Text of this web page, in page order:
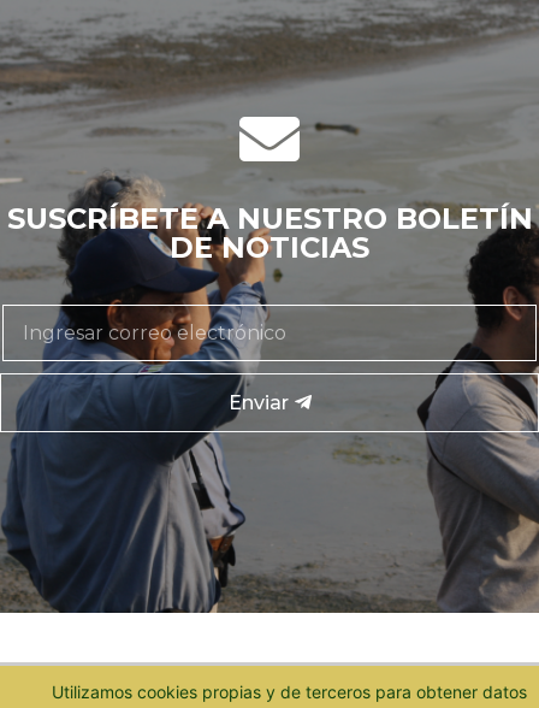
SUSCRÍBETE A NUESTRO BOLETÍN
DE NOTICIAS
Enviar
Utilizamos cookies propias y de terceros para obtener datos